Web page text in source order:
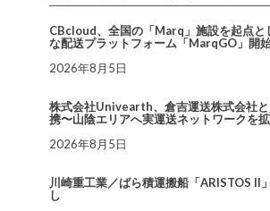
CBcloud、全国の「Marq」施設を起点と
な配送プラットフォーム「MarqGO」開
2026年8月5日
株式会社Univearth、倉吉運送株式会社
携〜山陰エリアへ実運送ネットワークを
2026年8月5日
川崎重工業／ばら積運搬船「ARISTOS II
し